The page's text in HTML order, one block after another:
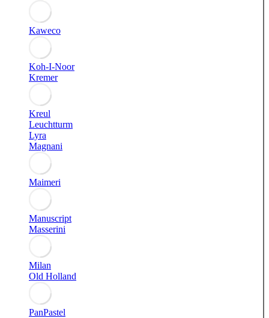
Kaweco
Koh-I-Noor
Kremer
Kreul
Leuchtturm
Lyra
Magnani
Maimeri
Manuscript
Masserini
Milan
Old Holland
PanPastel